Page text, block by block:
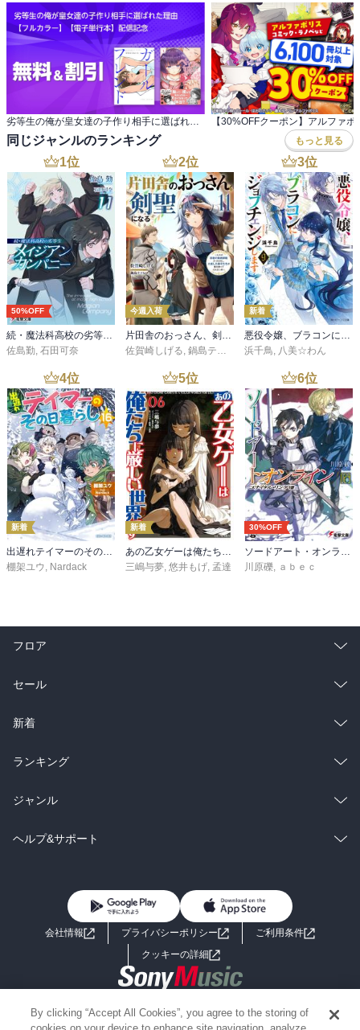
同じジャンルのランキング もっと見る
1位
50%OFF
続・魔法科高校の劣等生 メイジアン・カンパニー(11)
佐島勤, 石田可奈
2位
今週入荷
片田舎のおっさん、剣聖になる 11 ～ただの田舎の剣術師範だったのに、大成した弟子たちが俺を放ってくれない件～
佐賀崎しげる, 鍋島テツヒロ
3位
新着
悪役令嬢、ブラコンにジョブチェンジします９【電子特典付き】
浜千鳥, 八美☆わん
4位
新着
出遅れテイマーのその日暮らし 16
棚架ユウ, Nardack
5位
新着
あの乙女ゲーは俺たちに厳しい世界です 6
三嶋与夢, 悠井もげ, 孟達
6位
30%OFF
ソードアート・オンライン29 ユナイタル・リングVIII
川原礫, ａｂｅｃ
フロア
総合
ラノベ
雑誌・グラビア
BL・TL
セール
総合
ラノベ
雑誌・グラビア
BL・TL
新着
総合
ラノベ
雑誌・グラビア
ランキング
総合
ラノベ
ジャンル
コミック
ライトノベル 男子向けラノベ
小説
海外小説
ミステリー SF
ヘルプ&サポート
よくあるご質問 お問い合わせ
会社情報 プライバシーポリシー
ご利用条件
クッキーの詳細
Copyright 2017 - 2026 Sony Music Entertainment(Japan) Inc.
Information on the site is for the Japan domestic market only
By clicking “Accept All Cookies”, you agree to the storing of